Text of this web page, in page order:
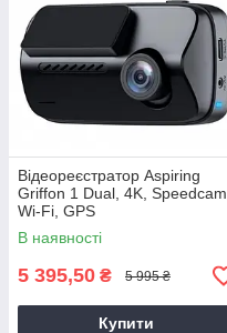
Відеореєстратор Aspiring
Griffon 1 Dual, 4K, Speedcam,
Wi-Fi, GPS
В наявності
5 395,50 ₴ 5 995 ₴
Купити